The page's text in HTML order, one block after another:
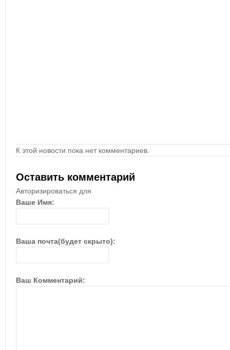
К этой новости пока нет комментариев.
Оставить комментарий
Авторизироваться для
Ваше Имя:
Ваша почта(будет скрыто):
Ваш Комментарий: